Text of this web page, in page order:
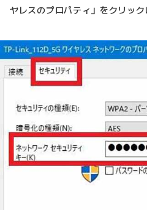
ヤレスのプロパティ」をクリック